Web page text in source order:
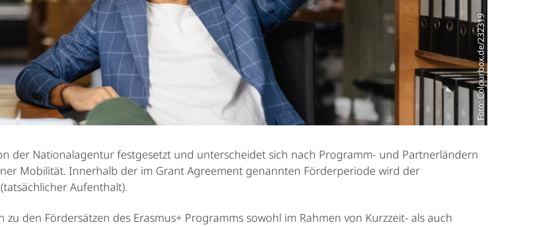
Foto: Colourbox.de/232319
der Nationalagentur festgesetzt und unterscheidet sich nach Programm- und Partnerländern
Mobilität. Innerhalb der im Grant Agreement genannten Förderperiode wird der
Aufenthalt).
den Fördersätzen des Erasmus+ Programms sowohl im Rahmen von Kurzzeit- als auch